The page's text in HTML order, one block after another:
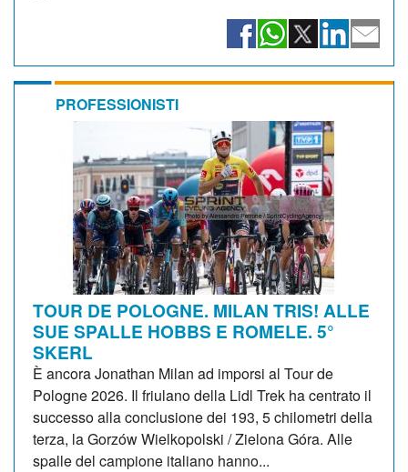
PROFESSIONISTI
TOUR DE POLOGNE. MILAN TRIS! ALLE
SUE SPALLE HOBBS E ROMELE. 5°
SKERL
È ancora Jonathan Milan ad imporsi al Tour de
Pologne 2026. Il friulano della Lidl Trek ha centrato il
successo alla conclusione dei 193, 5 chilometri della
terza, la Gorzów Wielkopolski / Zielona Góra. Alle
spalle del campione italiano hanno...